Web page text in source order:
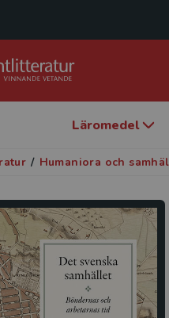
Läromedel
/ Humaniora och